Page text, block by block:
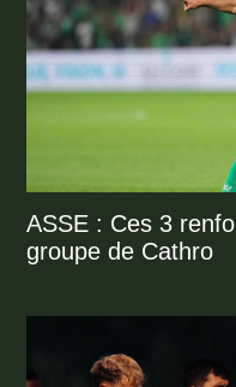
ASSE : Ces 3
groupe de Cathro